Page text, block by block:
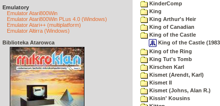
Emulatory
Emulator Atari800Win
Emulator Atari800Win PLus 4.0 (Windows)
Emulator Atari++ (multiplatform)
Emulator Altirra (Windows)
Biblioteka Atarowca
KinderComp
King
King Arthur's Heir
King of Canadian
King of the Castle
King of the Castle
King of the Ring
King Tut's Tomb
Kirschen Karl
Kismet (Arendt, Karl)
Kismet II
Kismet (Johns, Alan R.)
Kissin' Kousins